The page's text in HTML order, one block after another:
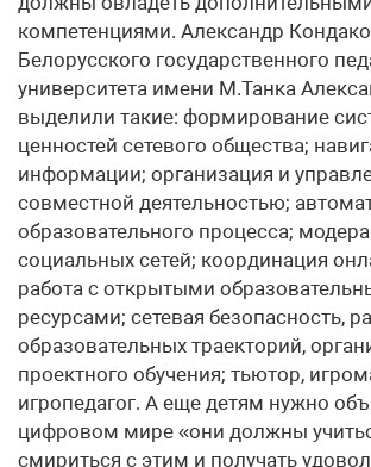
компетенциями. Александр
Белорусского государственного
университета имени М.Танка
выделили такие: формирование
ценностей сетевого общества;
информации; организация и
совместной деятельностью;
образовательного процесса;
социальных сетей; координация
работа с открытыми
ресурсами; сетевая безопасность,
образовательных траекторий,
проектного обучения; тьютор,
игропедагог. А еще детям нужно
цифровом мире «они должны
смириться с этим и получать